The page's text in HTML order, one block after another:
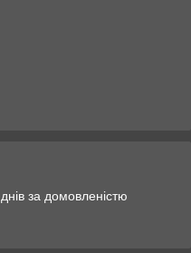
за домовленістю